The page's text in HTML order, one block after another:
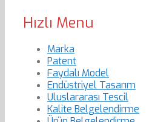
Hızlı Menu
Marka
Patent
Faydalı Model
Endüstriyel Tasarım
Uluslararası Tescil
Kalite Belgelendirme